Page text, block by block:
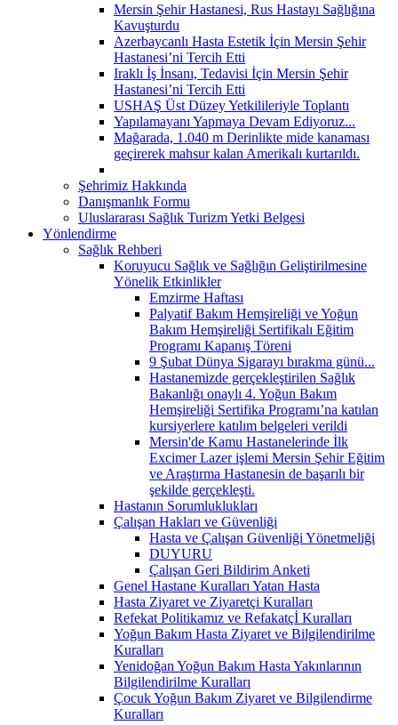
Mersin Şehir Hastanesi, Rus Hastayı Sağlığına
Kavuşturdu
Azerbaycanlı Hasta Estetik İçin Mersin Şehir
Hastanesi’ni Tercih Etti
Iraklı İş İnsanı, Tedavisi İçin Mersin Şehir
Hastanesi’ni Tercih Etti
USHAŞ Üst Düzey Yetkilileriyle Toplantı
Yapılamayanı Yapmaya Devam Ediyoruz...
Mağarada, 1.040 m Derinlikte mide kanaması
geçirerek mahsur kalan Amerikalı kurtarıldı.
Şehrimiz Hakkında
Danışmanlık Formu
Uluslararası Sağlık Turizm Yetki Belgesi
Yönlendirme
Sağlık Rehberi
Koruyucu Sağlık ve Sağlığın Geliştirilmesine
Yönelik Etkinlikler
Emzirme Haftası
Palyatif Bakım Hemşireliği ve Yoğun
Bakım Hemşireliği Sertifikalı Eğitim
Programı Kapanış Töreni
9 Şubat Dünya Sigarayı bırakma günü...
Hastanemizde gerçekleştirilen Sağlık
Bakanlığı onaylı 4. Yoğun Bakım
Hemşireliği Sertifika Programı’na katılan
kursiyerlere katılım belgeleri verildi
Mersin'de Kamu Hastanelerinde İlk
Excimer Lazer işlemi Mersin Şehir Eğitim
ve Araştırma Hastanesin de başarılı bir
şekilde gerçekleşti.
Hastanın Sorumluklukları
Çalışan Hakları ve Güvenliği
Hasta ve Çalışan Güvenliği Yönetmeliği
DUYURU
Çalışan Geri Bildirim Anketi
Genel Hastane Kuralları Yatan Hasta
Hasta Ziyaret ve Ziyaretçi Kuralları
Refekat Politikamız ve Refakatçİ Kuralları
Yoğun Bakım Hasta Ziyaret ve Bilgilendirilme
Kuralları
Yenidoğan Yoğun Bakım Hasta Yakınlarının
Bilgilendirilme Kuralları
Çocuk Yoğun Bakım Ziyaret ve Bilgilendirme
Kuralları